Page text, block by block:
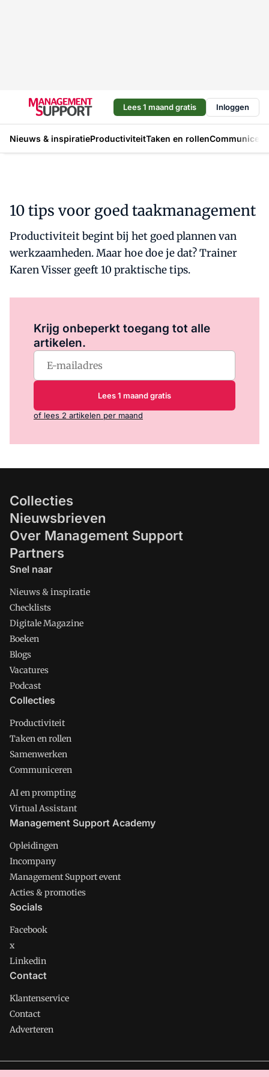
Lees 1 maand gratis Inloggen
Nieuws & inspiratieProductiviteitTaken en rollen
10 tips voor goed taakmanagement
Productiviteit begint bij het goed plannen van
werkzaamheden. Maar hoe doe je dat? Trainer
Karen Visser geeft 10 praktische tips.
Krijg onbeperkt toegang tot alle
artikelen.
Lees 1 maand gratis
of lees 2 artikelen per maand
Collecties
Nieuwsbrieven
Over Management Support
Partners
Snel naar
Nieuws & inspiratie
Checklists
Digitale Magazine
Boeken
Blogs
Vacatures
Podcast
Collecties
Productiviteit
Taken en rollen
Samenwerken
Communiceren
AI en prompting
Virtual Assistant
Management Support Academy
Opleidingen
Incompany
Management Support event
Acties & promoties
Socials
Facebook
x
Linkedin
Contact
Klantenservice
Contact
Adverteren